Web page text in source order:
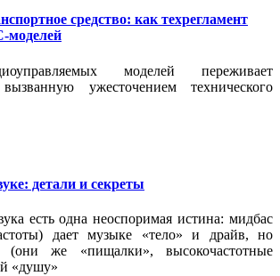
средство: как техрегламент
моделей
моделей переживает
ужесточением технического
детали и секреты
есть одна неоспоримая истина: мидбас
дает музыке «тело» и драйв, но
(они же «пищалки», высокочастотные
«душу»